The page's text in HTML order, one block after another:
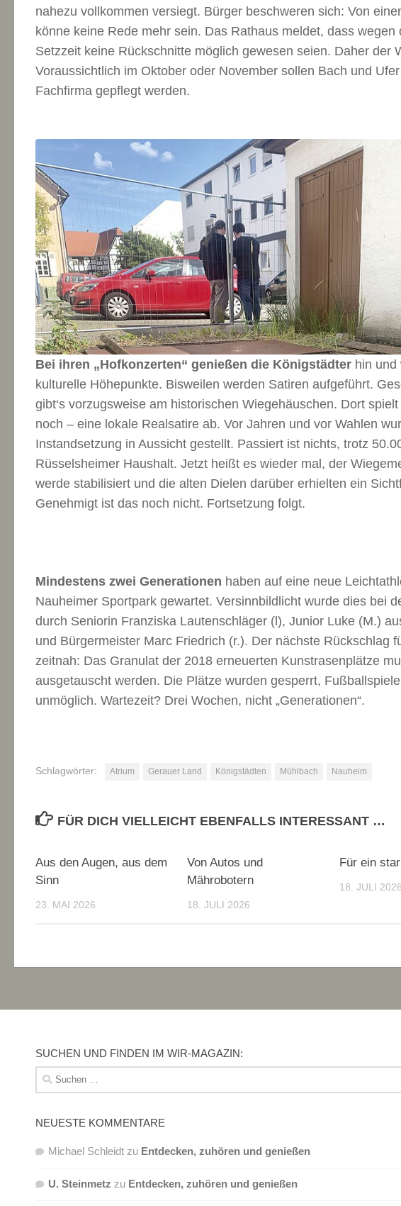
nahezu vollkommen versiegt. Bürger beschweren sich: Von
könne keine Rede mehr sein. Das Rathaus meldet, dass wegen
Setzzeit keine Rückschnitte möglich gewesen seien. Daher der
Voraussichtlich im Oktober oder November sollen Bach und
Fachfirma gepflegt werden.
Bei ihren „Hofkonzerten“ genießen die Königstädter hin und
kulturelle Höhepunkte. Bisweilen werden Satiren aufgeführt.
gibt‘s vorzugsweise am historischen Wiegehäuschen. Dort
noch – eine lokale Realsatire ab. Vor Jahren und vor Wahlen
Instandsetzung in Aussicht gestellt. Passiert ist nichts, trotz
Rüsselsheimer Haushalt. Jetzt heißt es wieder mal, der
werde stabilisiert und die alten Dielen darüber erhielten ein
Genehmigt ist das noch nicht. Fortsetzung folgt.
Mindestens zwei Generationen haben auf eine neue
Nauheimer Sportpark gewartet. Versinnbildlicht wurde dies bei
durch Seniorin Franziska Lautenschläger (l), Junior Luke (M.)
und Bürgermeister Marc Friedrich (r.). Der nächste Rückschlag
zeitnah: Das Granulat der 2018 erneuerten Kunstrasenplätze
ausgetauscht werden. Die Plätze wurden gesperrt,
unmöglich. Wartezeit? Drei Wochen, nicht „Generationen“.
Schlagwörter: Atrium Gerauer Land Königstädten Mühlbach Nauheim
FÜR DICH VIELLEICHT EBENFALLS INTERESSANT …
Aus den Augen, aus dem
Sinn
23. MAI 2026
Von Autos und
Mährobotern
18. JULI 2026
Für ein
18. JULI 2026
SUCHEN UND FINDEN IM WIR-MAGAZIN:
Suchen
nach:
NEUESTE KOMMENTARE
Michael Schleidt zu Entdecken, zuhören und genießen
U. Steinmetz zu Entdecken, zuhören und genießen